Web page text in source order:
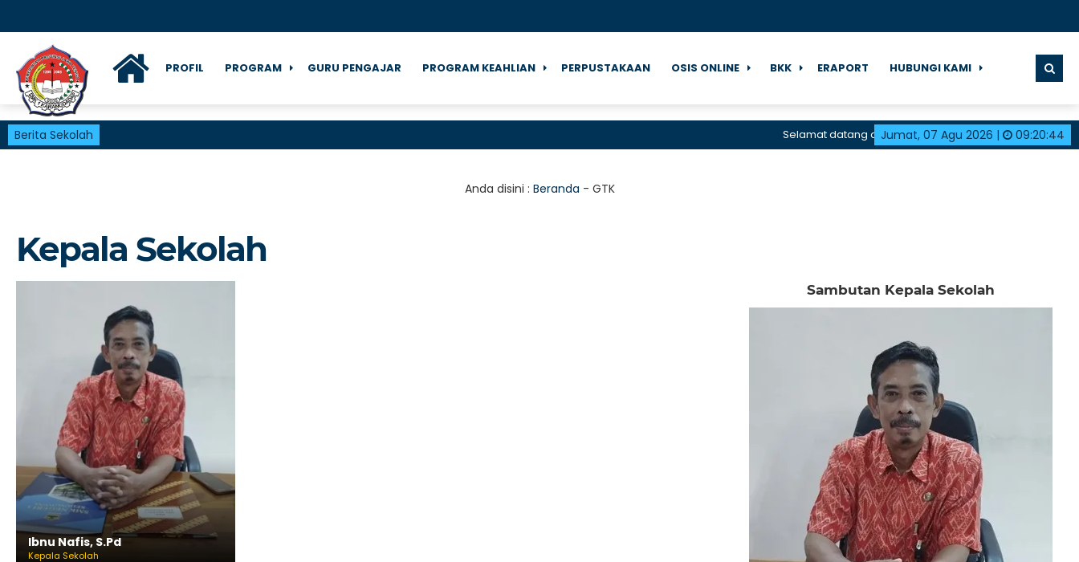
PROFIL PROGRAM GURU PENGAJAR PROGRAM KEAHLIAN PERPUSTAKAAN OSIS ONLINE BKK ERAPORT HUBUNGI KAMI
Berita Sekolah Jumat, 07 Agu 2026 | 09:20:45
Selamat datang di halaman resmi SMK Negeri 1
Anda disini : Beranda - GTK
Kepala Sekolah
Ibnu Nafis, S.Pd
Kepala Sekolah
Sambutan Kepala Sekolah